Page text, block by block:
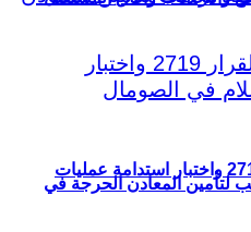
لتأمين المعادن الحرجة في
متلازمة مقديشو: القرار 2719 واختبار استدامة عمليات